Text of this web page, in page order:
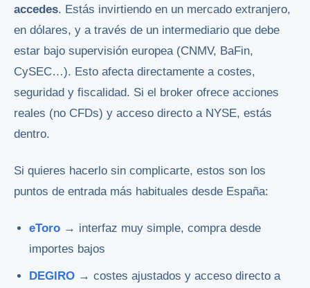
accedes. Estás invirtiendo en un mercado extranjero,
en dólares, y a través de un intermediario que debe
estar bajo supervisión europea (CNMV, BaFin,
CySEC…). Esto afecta directamente a costes,
seguridad y fiscalidad. Si el broker ofrece acciones
reales (no CFDs) y acceso directo a NYSE, estás
dentro.
Si quieres hacerlo sin complicarte, estos son los
puntos de entrada más habituales desde España:
eToro → interfaz muy simple, compra desde
importes bajos
DEGIRO → costes ajustados y acceso directo a